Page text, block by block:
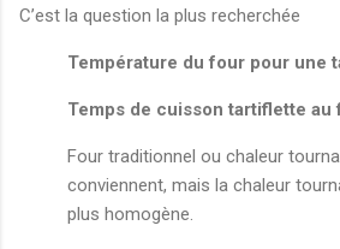
C’est la question la plus recherchée
Température du four pour une
Temps de cuisson tartiflette au
Four traditionnel ou chaleur
conviennent, mais la chaleur
plus homogène.